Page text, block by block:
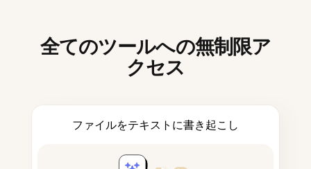
全てのツールへの無制限ア
クセス
ファイルをテキストに書き起こし